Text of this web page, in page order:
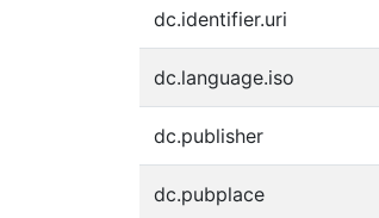
dc.identifier.uri
dc.language.iso
dc.publisher
dc.pubplace